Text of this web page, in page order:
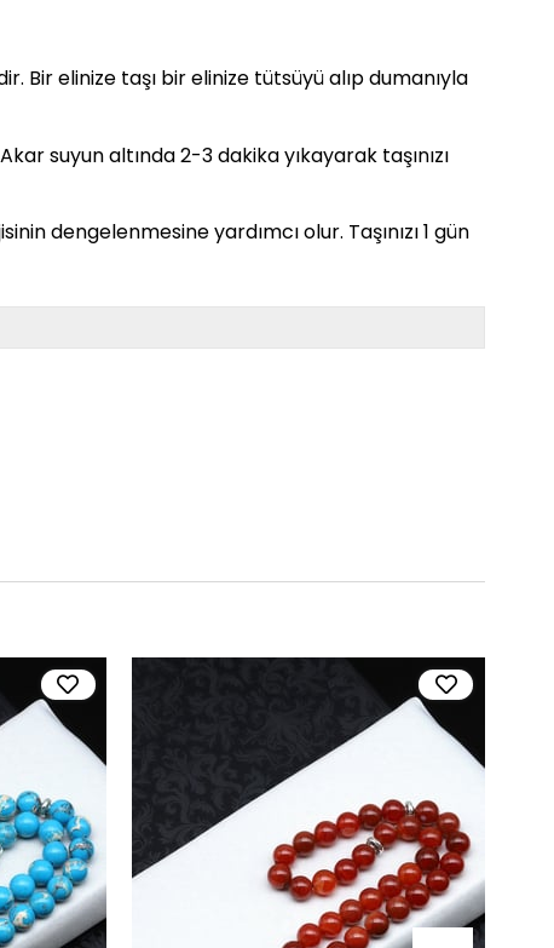
Bir elinize taşı bir elinize tütsüyü alıp dumanıyla
suyun altında 2-3 dakika yıkayarak taşınızı
dengelenmesine yardımcı olur. Taşınızı 1 gün